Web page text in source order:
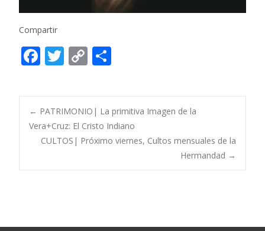
Compartir
F
e
b
o
o
k
T
itt
er
C
p
y
Li
n
k
m
p
ar
ti
r
Post
navigation
← PATRIMONIO| La primitiva Imagen de la
Vera+Cruz: El Cristo Indiano
CULTOS| Próximo viernes, Cultos mensuales de la
Hermandad →